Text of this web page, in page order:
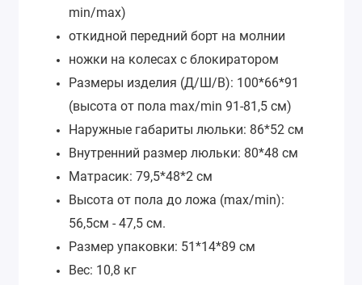
min/max)
откидной передний борт на молнии
ножки на колесах с блокиратором
Размеры изделия (Д/Ш/В): 100*66*91
(высота от пола max/min 91-81,5 см)
Наружные габариты люльки: 86*52 см
Внутренний размер люльки: 80*48 см
Матрасик: 79,5*48*2 см
Высота от пола до ложа (max/min):
56,5см - 47,5 см.
Размер упаковки: 51*14*89 см
Вес: 10,8 кг